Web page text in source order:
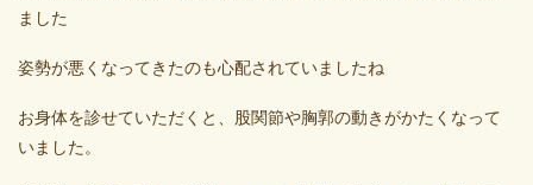
ました
姿勢が悪くなってきたのも心配されていましたね
お身体を診せていただくと、股関節や胸郭の動きがかたくなって
いました。